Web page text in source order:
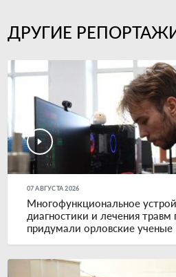
ДРУГИЕ
07 АВГУСТА 2026
Многофункциональное
диагностики и лечения травм
придумали орловские ученые